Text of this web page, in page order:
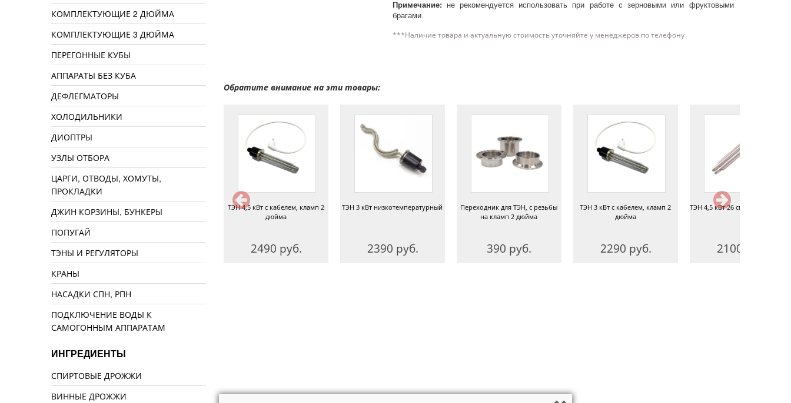
Примечание: не рекомендуется использовать при работе с зерновыми или фруктовыми
брагами.
***Наличие товара и актуальную стоимость уточняйте у менеджеров по телефону
Обратите внимание на эти товары:
напряжения 6 кВт
2590 руб.
ТЭН 3 кВт 19 см, кламп 2 дюйма
1990 руб.
ТЭН 4,5 кВт с кабелем, кламп 2
дюйма
2490 руб.
ТЭН 3 кВт низкотемпературный
2390 руб.
Переходник для ТЭН, с резьбы
на кламп 2 дюйма
390 руб.
ТЭН 3 кВт с кабелем, кламп 2
дюйма
2290 руб.
ТЭН 4,5 кВт 26 см, кламп 2
2100 руб.
КОМПЛЕКТУЮЩИЕ 2 ДЮЙМА
КОМПЛЕКТУЮЩИЕ 3 ДЮЙМА
ПЕРЕГОННЫЕ КУБЫ
АППАРАТЫ БЕЗ КУБА
ДЕФЛЕГМАТОРЫ
ХОЛОДИЛЬНИКИ
ДИОПТРЫ
УЗЛЫ ОТБОРА
ЦАРГИ, ОТВОДЫ, ХОМУТЫ,
ПРОКЛАДКИ
ДЖИН КОРЗИНЫ, БУНКЕРЫ
ПОПУГАЙ
ТЭНЫ И РЕГУЛЯТОРЫ
КРАНЫ
НАСАДКИ СПН, РПН
ПОДКЛЮЧЕНИЕ ВОДЫ К
САМОГОННЫМ АППАРАТАМ
ИНГРЕДИЕНТЫ
СПИРТОВЫЕ ДРОЖЖИ
ВИННЫЕ ДРОЖЖИ